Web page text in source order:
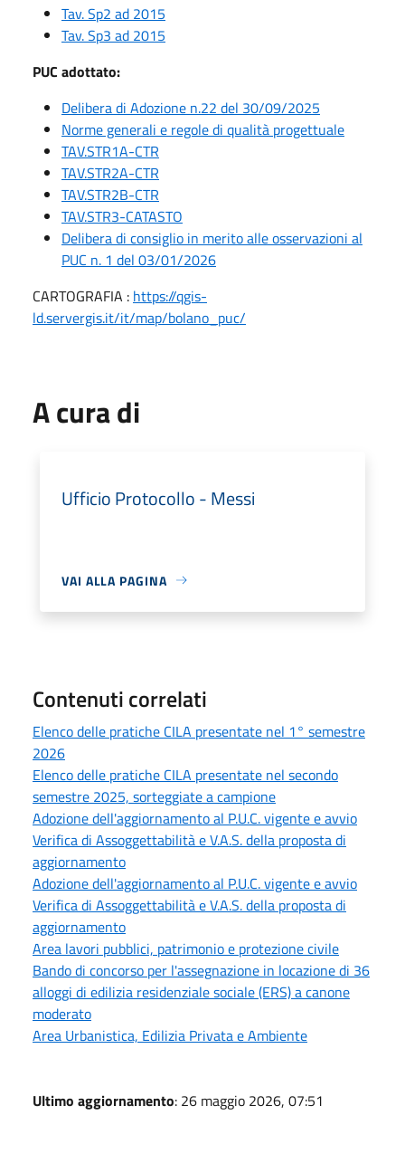
Tav. Sp2 ad 2015
Tav. Sp3 ad 2015
PUC adottato:
Delibera di Adozione n.22 del 30/09/2025
Norme generali e regole di qualità progettuale
TAV.STR1A-CTR
TAV.STR2A-CTR
TAV.STR2B-CTR
TAV.STR3-CATASTO
Delibera di consiglio in merito alle osservazioni al
PUC n. 1 del 03/01/2026
CARTOGRAFIA : https://qgis-
ld.servergis.it/it/map/bolano_puc/
A cura di
Ufficio Protocollo - Messi
VAI ALLA PAGINA
Contenuti correlati
Elenco delle pratiche CILA presentate nel 1° semestre
2026
Elenco delle pratiche CILA presentate nel secondo
semestre 2025, sorteggiate a campione
Adozione dell'aggiornamento al P.U.C. vigente e avvio
Verifica di Assoggettabilità e V.A.S. della proposta di
aggiornamento
Adozione dell'aggiornamento al P.U.C. vigente e avvio
Verifica di Assoggettabilità e V.A.S. della proposta di
aggiornamento
Area lavori pubblici, patrimonio e protezione civile
Bando di concorso per l'assegnazione in locazione di 36
alloggi di edilizia residenziale sociale (ERS) a canone
moderato
Area Urbanistica, Edilizia Privata e Ambiente
Ultimo aggiornamento: 26 maggio 2026, 07:51